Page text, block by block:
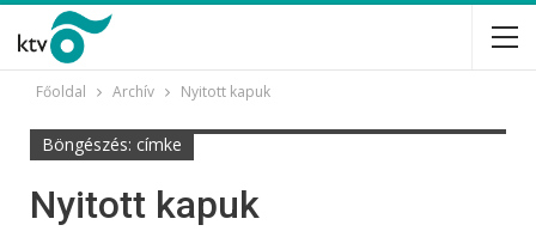
Főoldal Archív Nyitott kapuk
Böngészés: címke
Nyitott kapuk